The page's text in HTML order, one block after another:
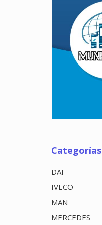
Categorías
DAF
IVECO
MAN
MERCEDES